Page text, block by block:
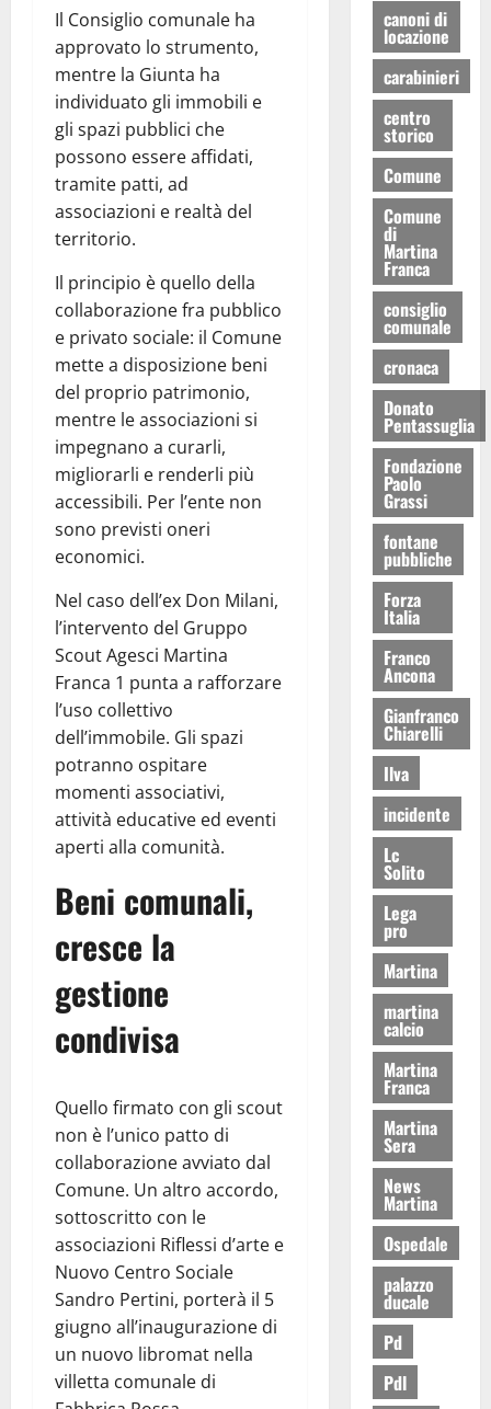
Il Consiglio comunale ha
approvato lo strumento,
mentre la Giunta ha
individuato gli immobili e
gli spazi pubblici che
possono essere affidati,
tramite patti, ad
associazioni e realtà del
territorio.
Il principio è quello della
collaborazione fra pubblico
e privato sociale: il Comune
mette a disposizione beni
del proprio patrimonio,
mentre le associazioni si
impegnano a curarli,
migliorarli e renderli più
accessibili. Per l’ente non
sono previsti oneri
economici.
Nel caso dell’ex Don Milani,
l’intervento del Gruppo
Scout Agesci Martina
Franca 1 punta a rafforzare
l’uso collettivo
dell’immobile. Gli spazi
potranno ospitare
momenti associativi,
attività educative ed eventi
aperti alla comunità.
Beni comunali,
cresce la
gestione
condivisa
Quello firmato con gli scout
non è l’unico patto di
collaborazione avviato dal
Comune. Un altro accordo,
sottoscritto con le
associazioni Riflessi d’arte e
Nuovo Centro Sociale
Sandro Pertini, porterà il 5
giugno all’inaugurazione di
un nuovo libromat nella
villetta comunale di
canoni di
locazione
carabinieri
centro
storico
Comune
Comune
di
Martina
Franca
consiglio
comunale
cronaca
Donato
Pentassuglia
Fondazione
Paolo
Grassi
fontane
pubbliche
Forza
Italia
Franco
Ancona
Gianfranco
Chiarelli
Ilva
incidente
Lc
Solito
Lega
pro
Martina
martina
calcio
Martina
Franca
Martina
Sera
News
Martina
Ospedale
palazzo
ducale
Pd
Pdl